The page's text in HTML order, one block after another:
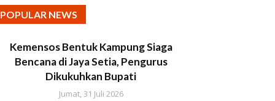
POPULAR NEWS
Kemensos Bentuk Kampung Siaga
Bencana di Jaya Setia, Pengurus
Dikukuhkan Bupati
Jumat, 31 Juli 2026